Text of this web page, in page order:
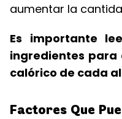
aumentar la
Es importante
ingredientes para
calórico de cada
Factores Que